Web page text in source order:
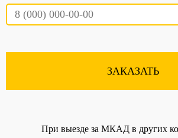
ЗАКАЗАТЬ
При выезде за МКАД в других